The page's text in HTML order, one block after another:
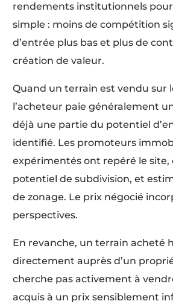
rendements institutionnels
simple : moins de compétition
d’entrée plus bas et plus de
création de valeur.
Quand un terrain est vendu sur
l’acheteur paie généralement
déjà une partie du potentiel
identifié. Les promoteurs
expérimentés ont repéré le site,
potentiel de subdivision, et
de zonage. Le prix négocié
perspectives.
En revanche, un terrain acheté
directement auprès d’un
cherche pas activement à
acquis à un prix sensiblement